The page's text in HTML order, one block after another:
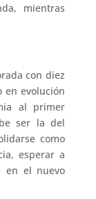
mientras
con diez
en evolución
al primer
ser la del
como
esperar a
en el nuevo